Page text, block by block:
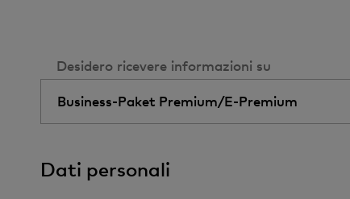
Desidero ricevere informazioni su
Dati personali